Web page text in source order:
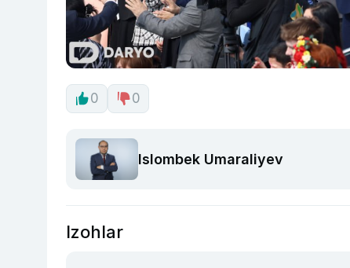
0 0
Islombek Umaraliyev
Izohlar